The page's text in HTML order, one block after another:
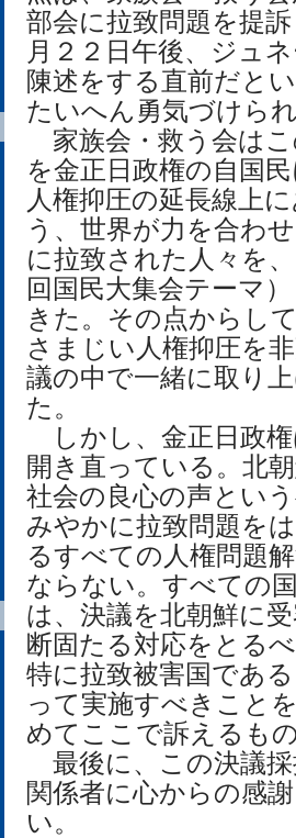
部会に拉致問題を提
月２２日午後、ジュ
陳述をする直前だと
たいへん勇気づけら
家族会・救う会はこ
を金正日政権の自国
人権抑圧の延長線上
う、世界が力を合わ
に拉致された人々を
回国民大集会テーマ
きた。その点からし
さまじい人権抑圧を
議の中で一緒に取り
た。
しかし、金正日政
開き直っている。北
社会の良心の声とい
みやかに拉致問題を
るすべての人権問題
ならない。すべての
は、決議を北朝鮮に
断固たる対応をとる
特に拉致被害国であ
って実施すべきこと
めてここで訴えるも
最後に、この決議
関係者に心からの感
い。